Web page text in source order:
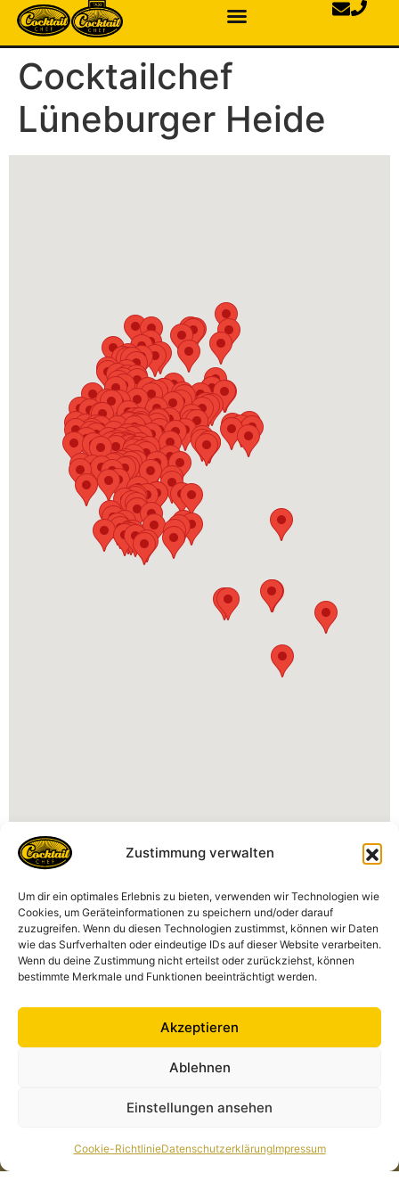
Zustimmung verwalten
Um dir ein optimales Erlebnis zu bieten, verwenden wir Technologien wie
Cookies, um Geräteinformationen zu speichern und/oder darauf
zuzugreifen. Wenn du diesen Technologien zustimmst, können wir Daten
wie das Surfverhalten oder eindeutige IDs auf dieser Website verarbeiten.
Wenn du deine Zustimmung nicht erteilst oder zurückziehst, können
bestimmte Merkmale und Funktionen beeinträchtigt werden.
Akzeptieren
Ablehnen
Einstellungen ansehen
Cookie-RichtlinieDatenschutzerklärungImpressum
Cocktailchef
Lüneburger Heide
Kontakt
Cocktailchef GmbH
Am Markt 11, 35287 Amöneburg Deutschland
anfrage@cocktailchef-anlage.de
Rechtliches
Impressum
Cookie-Richtlinie (EU)
Cocktailchef in Deiner